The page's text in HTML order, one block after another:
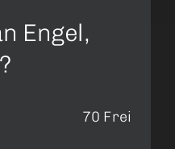
Engel,
70 Frei